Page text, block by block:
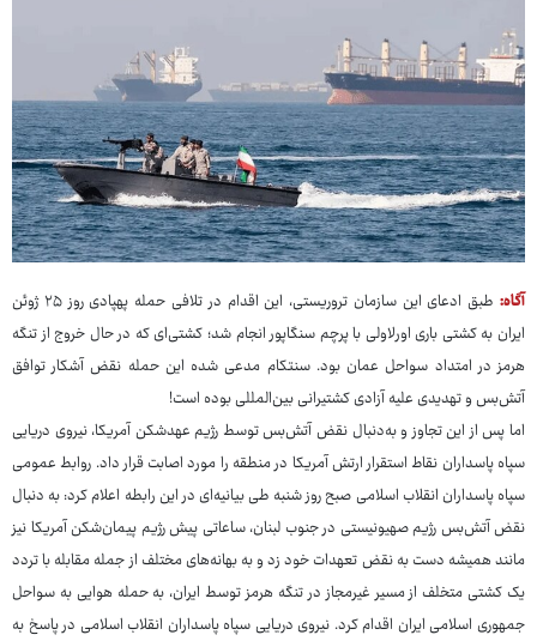
آگاه:
طبق ادعای این سازمان تروریستی، این اقدام در تلافی حمله پهپادی روز ۲۵ ژوئن
ایران به کشتی باری اورلاولی با پرچم سنگاپور انجام شد؛ کشتی‌ای که در حال خروج از تنگه
هرمز در امتداد سواحل عمان بود. سنتکام مدعی شده این حمله نقض آشکار توافق
آتش‌بس و تهدیدی علیه آزادی کشتیرانی بین‌المللی بوده است!
اما پس از این تجاوز و به‌دنبال نقض آتش‌بس توسط رژیم عهدشکن آمریکا، نیروی دریایی
سپاه پاسداران نقاط استقرار ارتش آمریکا در منطقه را مورد اصابت قرار داد. روابط عمومی
سپاه پاسداران انقلاب اسلامی صبح روز شنبه طی بیانیه‌ای در این رابطه اعلام کرد: به دنبال
نقض آتش‌بس رژیم صهیونیستی در جنوب لبنان، ساعاتی پیش رژیم پیمان‌شکن آمریکا نیز
مانند همیشه دست به نقض تعهدات خود زد و به بهانه‌های مختلف از جمله مقابله با تردد
یک کشتی متخلف از مسیر غیرمجاز در تنگه هرمز توسط ایران، به حمله هوایی به سواحل
جمهوری اسلامی ایران اقدام کرد. نیروی دریایی سپاه پاسداران انقلاب اسلامی در پاسخ به